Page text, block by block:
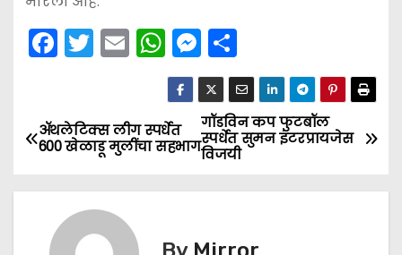
F
e
b
o
o
T
er
E
l
W
h
a
ts
A
p
M
e
s
s
e
n
er
S
h
ar
e
P
गॉडविन कप फुटबॉल
स्पर्धेत सुमन इंटरप्रायजेस
विजयी
ॲथलेटिक्स लीग स्पर्धेत
600 खेळाडू मुलींचा सहभाग